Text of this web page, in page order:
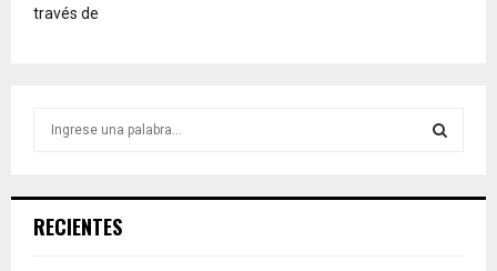
través de
h
RECIENTES